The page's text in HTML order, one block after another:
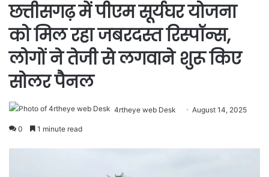
छत्तीसगढ़ में पीएम सूर्यघर योजना
को मिल रहा जबरदस्त रिस्पॉन्स,
लोगों ने तेजी से लगवाने शुरू किए
सोलर पैनल
4rtheye web Desk August 14, 2025
0 1 minute read